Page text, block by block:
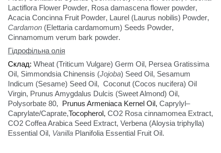
Lactiflora Flower Powder, Rosa damascena flower powder,
Acacia Concinna Fruit Powder, Laurel (Laurus nobilis) Powder,
Cardamon (Е lettaria cardamomum) Seeds Powder,
Cinnamomum verum bark powder.
Гідрофільна олія
Склад: Wheat (Triticum Vulgare) Germ Oil , Persea Gratissima
Oil , Simmondsia Chinensis (Jojoba) Seed Oil , Sesamum
Indicum (Sesame) Seed Oil , Coconut (Cocos nucifera) Oil
Virgin, Prunus Amygdalus Dulcis (Sweet Almond) Oil ,
Polysorbate 80, Prunus Armeniaca Kernel Oil, Caprylyl–
Caprylate/Caprate,Tocopherol , CO2 Rosa cinnamomea Extract,
CO2 Coffea Arabica Seed Extract, Verbena (Aloysia triphylla)
Essential Oil , Vanilla Planifolia Essential Fruit Oil .